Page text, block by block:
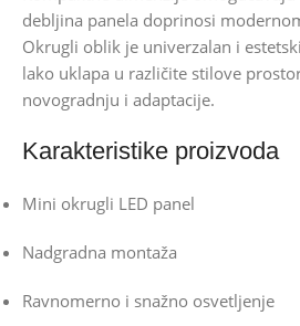
debljina panela doprinosi
Okrugli oblik je univerzalan i
lako uklapa u različite stilove
novogradnju i adaptacije.
Karakteristike proizvoda
Mini okrugli LED panel
Nadgradna montaža
Ravnomerno i snažno osvetljenje